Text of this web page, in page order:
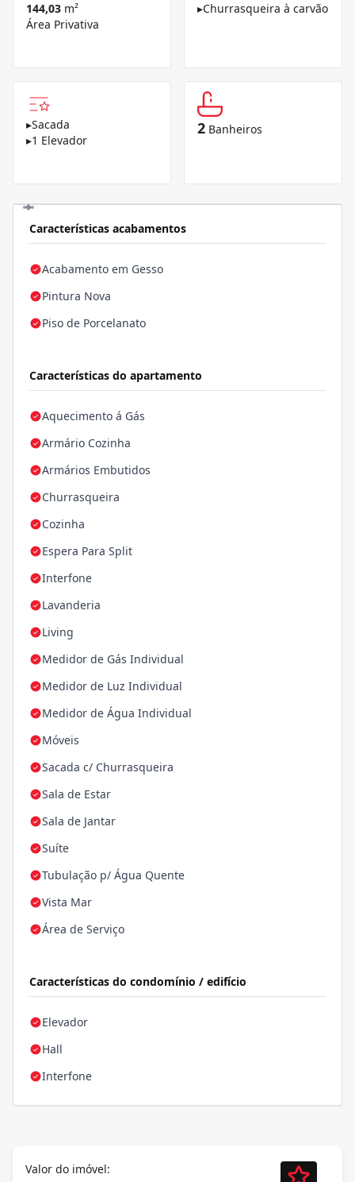
144,03 m²
Área Privativa
▸Churrasqueira à carvão
▸Sacada
▸1 Elevador
2 Banheiros
Características acabamentos
Acabamento em Gesso
Pintura Nova
Piso de Porcelanato
Características do apartamento
Aquecimento á Gás
Armário Cozinha
Armários Embutidos
Churrasqueira
Cozinha
Espera Para Split
Interfone
Lavanderia
Living
Medidor de Gás Individual
Medidor de Luz Individual
Medidor de Água Individual
Móveis
Sacada c/ Churrasqueira
Sala de Estar
Sala de Jantar
Suíte
Tubulação p/ Água Quente
Vista Mar
Área de Serviço
Características do condomínio / edifício
Elevador
Hall
Interfone
Valor do imóvel: